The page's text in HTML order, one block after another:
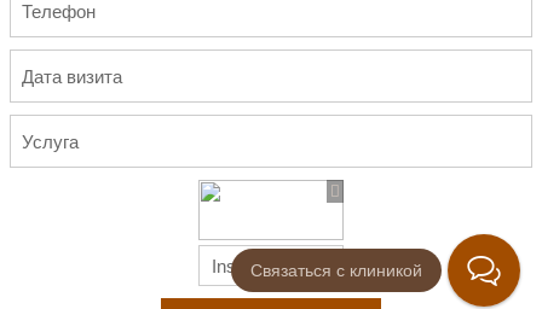
Связаться с клиникой